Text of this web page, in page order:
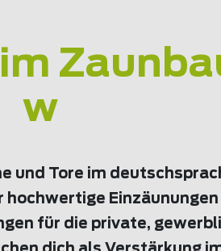
w
und Tore im
für die private,